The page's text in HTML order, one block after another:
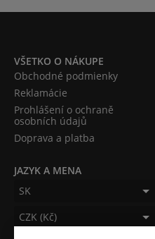
VŠETKO O NÁKUPE
Obchodné podmienky
Reklamácie
Prohlášení o ochraně
osobních údajů
Doprava a platba
JAZYK A MENA
SK
CZK (Kč)